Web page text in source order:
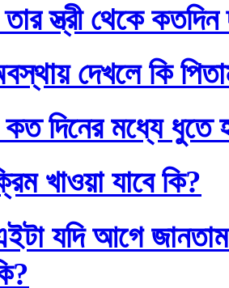
স্ত্রী থেকে কতদিন
দেখলে কি
দিনের মধ্যে ধুতে
খাওয়া যাবে কি?
যদি আগে